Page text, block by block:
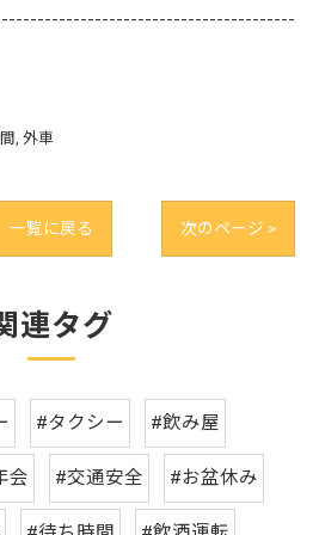
外車
一覧に戻る 次のページ >
連タグ
#タクシー #飲み屋
会 #交通安全 #お盆休み